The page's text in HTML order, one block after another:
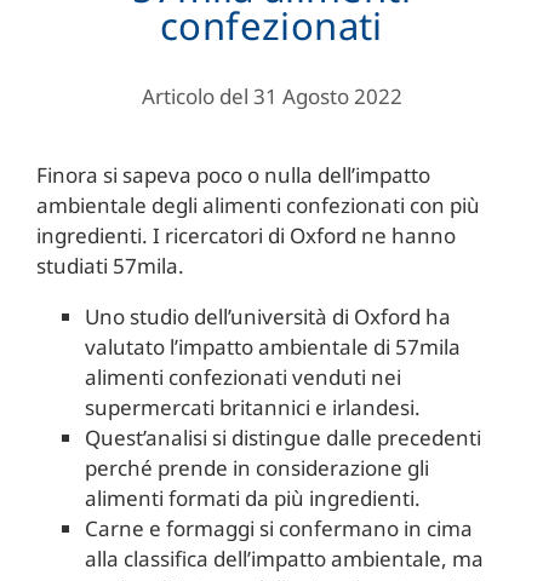
confezionati
Articolo del 31 Agosto 2022
Finora si sapeva poco o nulla dell’impatto
ambientale degli alimenti confezionati con più
ingredienti. I ricercatori di Oxford ne hanno
studiati 57mila.
Uno studio dell’università di Oxford ha
valutato l’impatto ambientale di 57mila
alimenti confezionati venduti nei
supermercati britannici e irlandesi.
Quest’analisi si distingue dalle precedenti
perché prende in considerazione gli
alimenti formati da più ingredienti.
Carne e formaggi si confermano in cima
alla classifica dell’impatto ambientale, ma